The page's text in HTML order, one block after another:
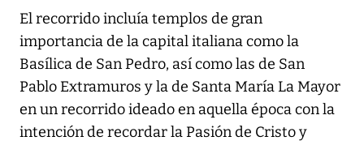
El recorrido incluía templos de gran
importancia de la capital italiana como la
Basílica de San Pedro, así como las de San
Pablo Extramuros y la de Santa María La Mayor
en un recorrido ideado en aquella época con la
intención de recordar la Pasión de Cristo y